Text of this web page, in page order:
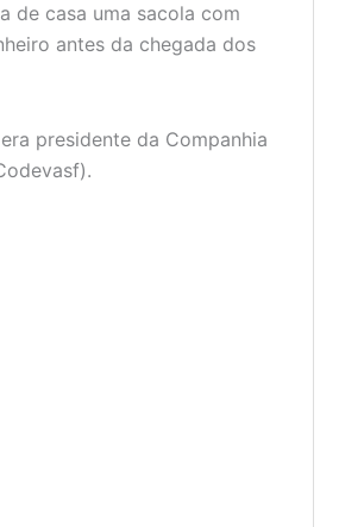
de casa uma sacola com
antes da chegada dos
presidente da Companhia